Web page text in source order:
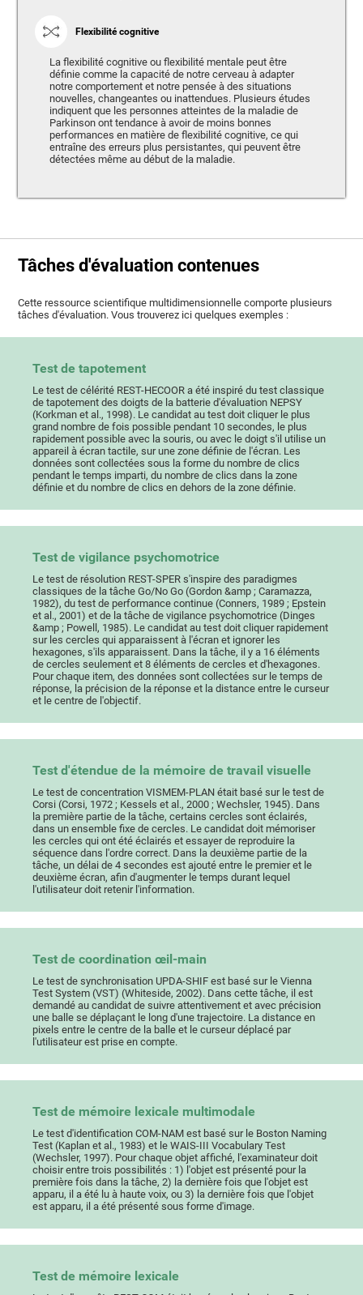
Flexibilité cognitive
La flexibilité cognitive ou flexibilité mentale peut être
définie comme la capacité de notre cerveau à adapter
notre comportement et notre pensée à des situations
nouvelles, changeantes ou inattendues. Plusieurs études
indiquent que les personnes atteintes de la maladie de
Parkinson ont tendance à avoir de moins bonnes
performances en matière de flexibilité cognitive, ce qui
entraîne des erreurs plus persistantes, qui peuvent être
détectées même au début de la maladie.
Tâches d'évaluation contenues
Cette ressource scientifique multidimensionnelle comporte plusieurs
tâches d'évaluation. Vous trouverez ici quelques exemples :
Test de tapotement
Le test de célérité REST-HECOOR a été inspiré du test classique
de tapotement des doigts de la batterie d'évaluation NEPSY
(Korkman et al., 1998). Le candidat au test doit cliquer le plus
grand nombre de fois possible pendant 10 secondes, le plus
rapidement possible avec la souris, ou avec le doigt s'il utilise un
appareil à écran tactile, sur une zone définie de l'écran. Les
données sont collectées sous la forme du nombre de clics
pendant le temps imparti, du nombre de clics dans la zone
définie et du nombre de clics en dehors de la zone définie.
Test de vigilance psychomotrice
Le test de résolution REST-SPER s'inspire des paradigmes
classiques de la tâche Go/No Go (Gordon &amp ; Caramazza,
1982), du test de performance continue (Conners, 1989 ; Epstein
et al., 2001) et de la tâche de vigilance psychomotrice (Dinges
&amp ; Powell, 1985). Le candidat au test doit cliquer rapidement
sur les cercles qui apparaissent à l'écran et ignorer les
hexagones, s'ils apparaissent. Dans la tâche, il y a 16 éléments
de cercles seulement et 8 éléments de cercles et d'hexagones.
Pour chaque item, des données sont collectées sur le temps de
réponse, la précision de la réponse et la distance entre le curseur
et le centre de l'objectif.
Test d'étendue de la mémoire de travail visuelle
Le test de concentration VISMEM-PLAN était basé sur le test de
Corsi (Corsi, 1972 ; Kessels et al., 2000 ; Wechsler, 1945). Dans
la première partie de la tâche, certains cercles sont éclairés,
dans un ensemble fixe de cercles. Le candidat doit mémoriser
les cercles qui ont été éclairés et essayer de reproduire la
séquence dans l'ordre correct. Dans la deuxième partie de la
tâche, un délai de 4 secondes est ajouté entre le premier et le
deuxième écran, afin d'augmenter le temps durant lequel
l'utilisateur doit retenir l'information.
Test de coordination œil-main
Le test de synchronisation UPDA-SHIF est basé sur le Vienna
Test System (VST) (Whiteside, 2002). Dans cette tâche, il est
demandé au candidat de suivre attentivement et avec précision
une balle se déplaçant le long d'une trajectoire. La distance en
pixels entre le centre de la balle et le curseur déplacé par
l'utilisateur est prise en compte.
Test de mémoire lexicale multimodale
Le test d'identification COM-NAM est basé sur le Boston Naming
Test (Kaplan et al., 1983) et le WAIS-III Vocabulary Test
(Wechsler, 1997). Pour chaque objet affiché, l'examinateur doit
choisir entre trois possibilités : 1) l'objet est présenté pour la
première fois dans la tâche, 2) la dernière fois que l'objet est
apparu, il a été lu à haute voix, ou 3) la dernière fois que l'objet
est apparu, il a été présenté sous forme d'image.
Test de mémoire lexicale